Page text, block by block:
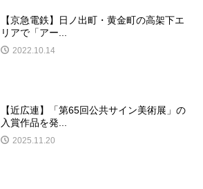
【京急電鉄】日ノ出町・黄金町の高架下エ
リアで「アー...
2022.10.14
【近広連】「第65回公共サイン美術展」の
入賞作品を発...
2025.11.20